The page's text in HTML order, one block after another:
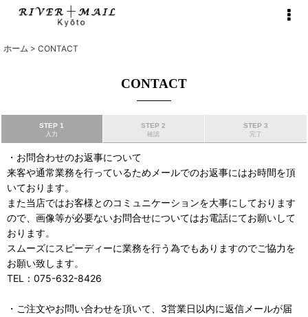
ホーム > CONTACT
CONTACT
STEP 1
入力
STEP 2
確認
STEP 3
完了
・お問合わせのお返事について
来客や通常業務を行っているためメールでのお返事にはお時間を頂
いております。
また当店ではお客様とのコミュニケーションを大事にしております
ので、画像等が必要ないお問合せについてはお電話にてお願いして
おります。
スムーズにスピーディーに業務を行う為でもありますのでご協力を
お願い致します。
TEL：075-632-8426
・ご注文やお問い合わせを頂いて、3営業日以内に返信メールが届